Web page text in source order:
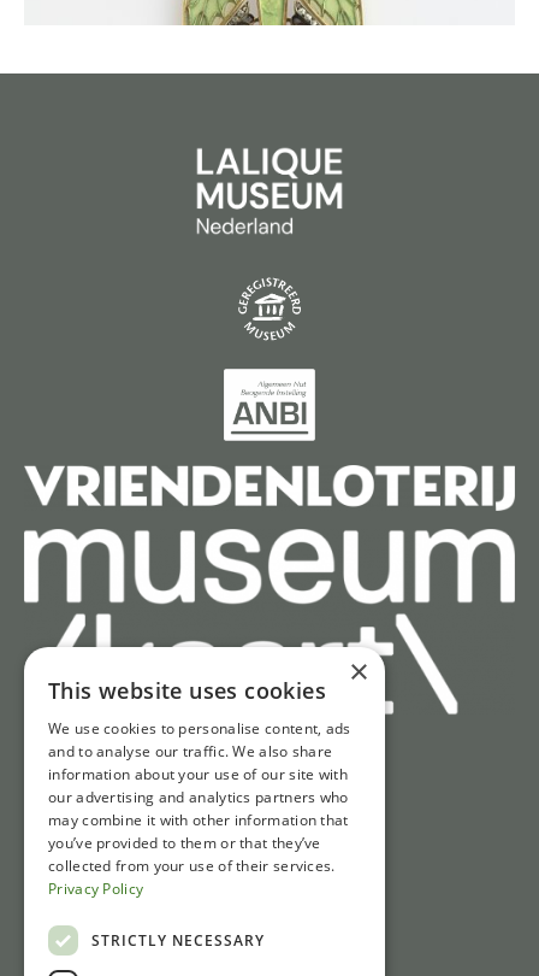
Snel naar
Tickets
Openingstijden
Route & parkeren
Nieuws
×
This website uses cookies
We use cookies to personalise content, ads
and to analyse our traffic. We also share
information about your use of our site with
our advertising and analytics partners who
may combine it with other information that
you’ve provided to them or that they’ve
collected from your use of their services.
Privacy Policy
STRICTLY NECESSARY